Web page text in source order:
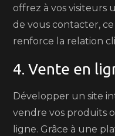
offrez à vos visiteurs
de vous contacter,
renforce la relation
4. Vente en
Développer un site
vendre vos produits
ligne. Grâce à une